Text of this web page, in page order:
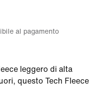
al pagamento
leggero di alta
questo Tech Fleece